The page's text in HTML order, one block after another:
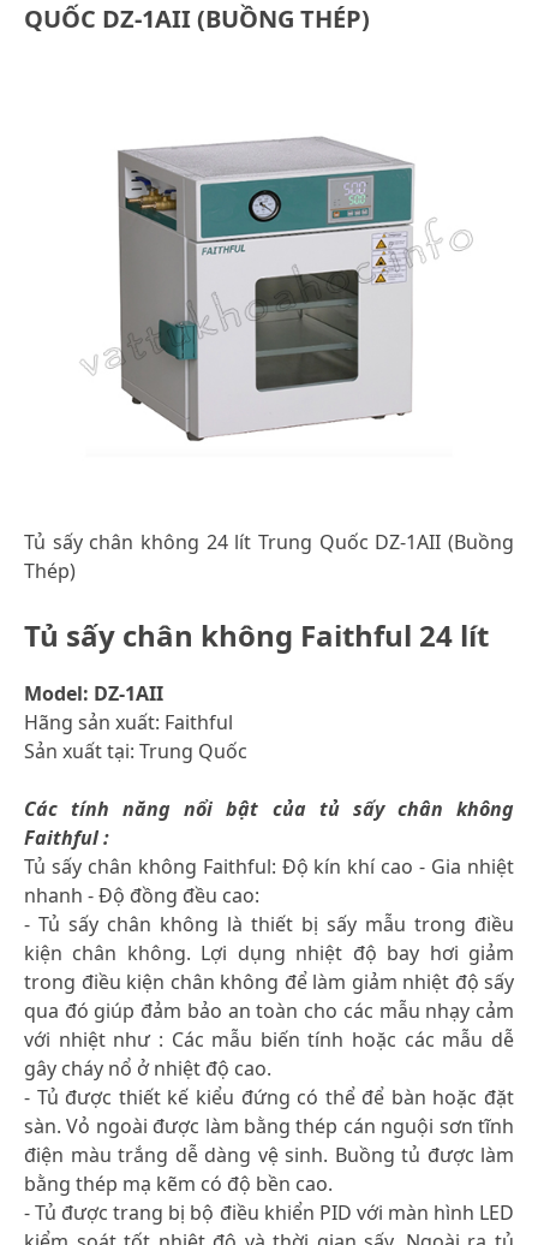
QUỐC DZ-1AII (BUỒNG THÉP)
Tủ sấy chân không 24 lít Trung Quốc DZ-1AII (Buồng
Thép)
Tủ sấy chân không Faithful 24 lít
Model: DZ-1AII
Hãng sản xuất: Faithful
Sản xuất tại: Trung Quốc
Các tính năng nổi bật của tủ sấy chân không
Faithful :
Tủ sấy chân không Faithful: Độ kín khí cao - Gia nhiệt
nhanh - Độ đồng đều cao:
- Tủ sấy chân không là thiết bị sấy mẫu trong điều
kiện chân không. Lợi dụng nhiệt độ bay hơi giảm
trong điều kiện chân không để làm giảm nhiệt độ sấy
qua đó giúp đảm bảo an toàn cho các mẫu nhạy cảm
với nhiệt như : Các mẫu biến tính hoặc các mẫu dễ
gây cháy nổ ở nhiệt độ cao.
- Tủ được thiết kế kiểu đứng có thể để bàn hoặc đặt
sàn. Vỏ ngoài được làm bằng thép cán nguội sơn tĩnh
điện màu trắng dễ dàng vệ sinh. Buồng tủ được làm
bằng thép mạ kẽm có độ bền cao.
- Tủ được trang bị bộ điều khiển PID với màn hình LED